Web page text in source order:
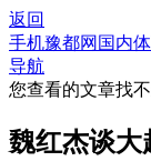
返回
手机豫都网 国内
导航
您查看的文章找
魏红杰谈大